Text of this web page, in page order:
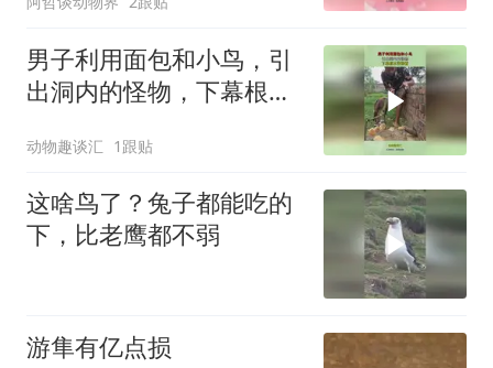
男子利用面包和小鸟，引
出洞内的怪物，下幕根本
动物趣谈汇 1跟贴
这啥鸟了？兔子都能吃的
下，比老鹰都不弱
游隼有亿点损